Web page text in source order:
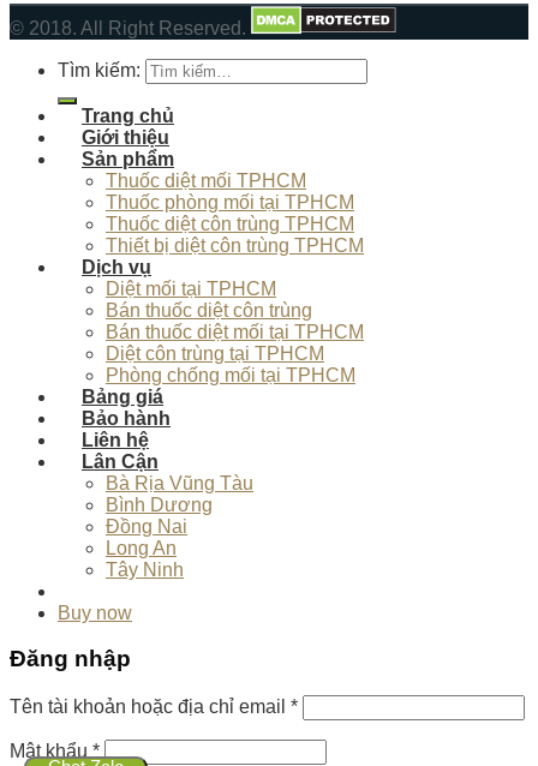
© 2018. All Right Reserved.
Tìm kiếm:
Trang chủ
Giới thiệu
Sản phẩm
Thuốc diệt mối TPHCM
Thuốc phòng mối tại TPHCM
Thuốc diệt côn trùng TPHCM
Thiết bị diệt côn trùng TPHCM
Dịch vụ
Diệt mối tại TPHCM
Bán thuốc diệt côn trùng
Bán thuốc diệt mối tại TPHCM
Diệt côn trùng tại TPHCM
Phòng chống mối tại TPHCM
Bảng giá
Bảo hành
Liên hệ
Lân Cận
Bà Rịa Vũng Tàu
Bình Dương
Đồng Nai
Long An
Tây Ninh
Buy now
Đăng nhập
Tên tài khoản hoặc địa chỉ email *
Mật khẩu *